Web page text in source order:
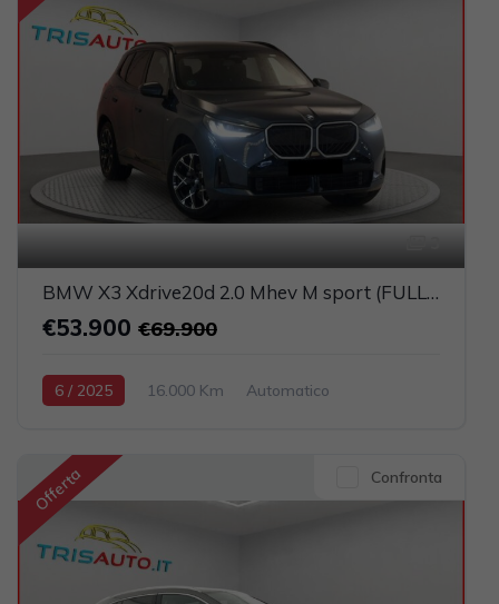
BMW X3 Xdrive20d 2.0 Mhev M sport (FULL LED+PELLE)
€53.900 €69.900
6 / 2025 16.000 Km
Automatico
1995cc 190CV / 140KW
Offerta Confronta